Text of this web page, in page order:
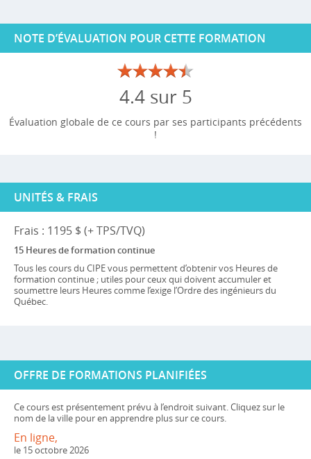
NOTE D’ÉVALUATION POUR CETTE FORMATION
4.4 sur 5
Évaluation globale de ce cours par ses participants précédents
!
UNITÉS & FRAIS
Frais : 1195 $ (+ TPS/TVQ)
15 Heures de formation continue
Tous les cours du CIPE vous permettent d’obtenir vos Heures de
formation continue ; utiles pour ceux qui doivent accumuler et
soumettre leurs Heures comme l’exige l’Ordre des ingénieurs du
Québec.
OFFRE DE FORMATIONS PLANIFIÉES
Ce cours est présentement prévu à l’endroit suivant. Cliquez sur le
nom de la ville pour en apprendre plus sur ce cours.
En ligne,
le 15 octobre 2026